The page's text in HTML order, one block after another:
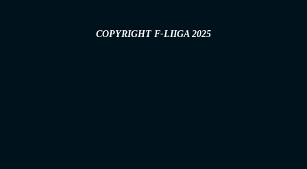
COPYRIGHT F-LIIGA 2025